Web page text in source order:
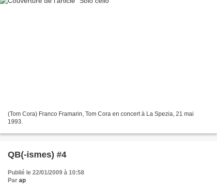
(Tom Cora) Franco Framarin, Tom Cora en concert à La Spezia, 21 mai
1993.
QB(-ismes) #4
Publié le 22/01/2009 à 10:58
Par ap